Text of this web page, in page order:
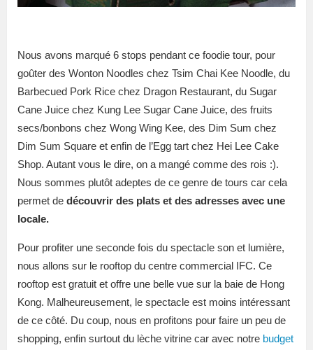
Nous avons marqué 6 stops pendant ce foodie tour, pour
goûter des Wonton Noodles chez Tsim Chai Kee Noodle, du
Barbecued Pork Rice chez Dragon Restaurant, du Sugar
Cane Juice chez Kung Lee Sugar Cane Juice, des fruits
secs/bonbons chez Wong Wing Kee, des Dim Sum chez
Dim Sum Square et enfin de l’Egg tart chez Hei Lee Cake
Shop. Autant vous le dire, on a mangé comme des rois :).
Nous sommes plutôt adeptes de ce genre de tours car cela
permet de découvrir des plats et des adresses avec une
locale.
Pour profiter une seconde fois du spectacle son et lumière,
nous allons sur le rooftop du centre commercial IFC. Ce
rooftop est gratuit et offre une belle vue sur la baie de Hong
Kong. Malheureusement, le spectacle est moins intéressant
de ce côté. Du coup, nous en profitons pour faire un peu de
shopping, enfin surtout du lèche vitrine car avec notre budget